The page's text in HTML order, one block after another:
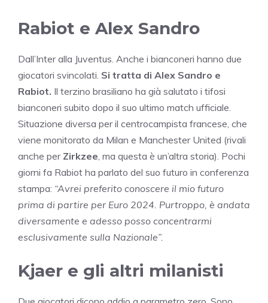
Rabiot e Alex Sandro
Dall’Inter alla Juventus. Anche i bianconeri hanno due
giocatori svincolati. Si tratta di Alex Sandro e
Rabiot. Il terzino brasiliano ha già salutato i tifosi
bianconeri subito dopo il suo ultimo match ufficiale.
Situazione diversa per il centrocampista francese, che
viene monitorato da Milan e Manchester United (rivali
anche per Zirkzee, ma questa è un’altra storia). Pochi
giorni fa Rabiot ha parlato del suo futuro in conferenza
stampa: “Avrei preferito conoscere il mio futuro
prima di partire per Euro 2024. Purtroppo, è andata
diversamente e adesso posso concentrarmi
esclusivamente sulla Nazionale”.
Kjaer e gli altri milanisti